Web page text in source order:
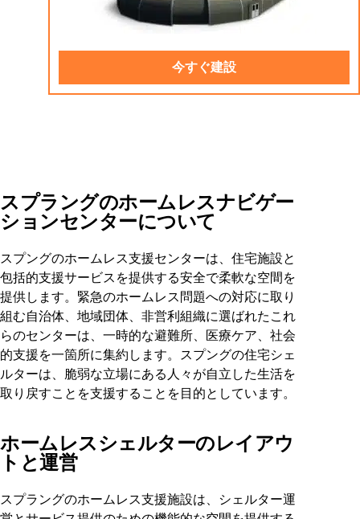
今すぐ建設
スプラングのホームレスナビゲー
ションセンターについて
スプングのホームレス支援センターは、住宅施設と
包括的支援サービスを提供する安全で柔軟な空間を
提供します。緊急のホームレス問題への対応に取り
組む自治体、地域団体、非営利組織に選ばれたこれ
らのセンターは、一時的な避難所、医療ケア、社会
的支援を一箇所に集約します。スプングの住宅シェ
ルターは、脆弱な立場にある人々が自立した生活を
取り戻すことを支援することを目的としています。
ホームレスシェルターのレイアウ
トと運営
スプラングのホームレス支援施設は、シェルター運